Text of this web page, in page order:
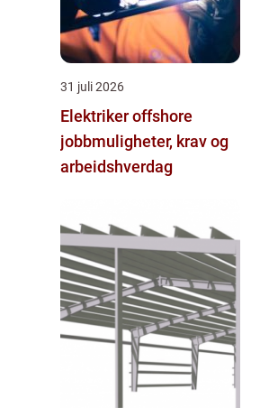
31 juli 2026
Elektriker offshore
jobbmuligheter, krav og
arbeidshverdag